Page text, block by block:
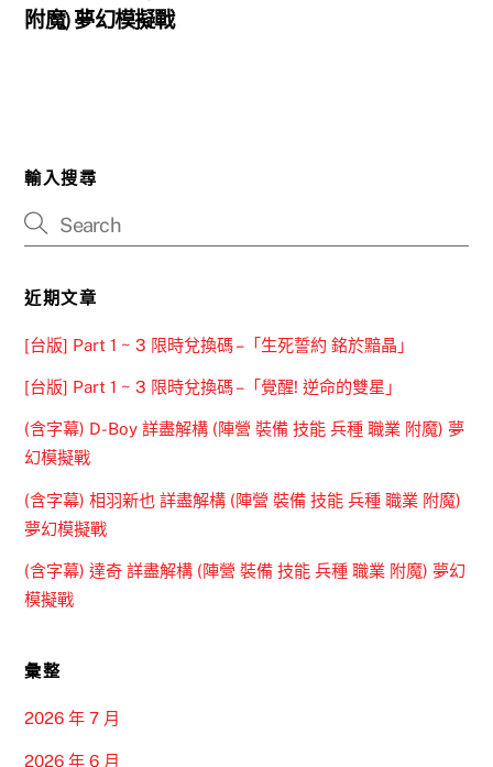
附魔) 夢幻模擬戰
輸入搜尋
近期文章
[台版] Part 1 ~ 3 限時兌換碼 –「生死誓約 銘於黯晶」
[台版] Part 1 ~ 3 限時兌換碼 –「覺醒! 逆命的雙星」
(含字幕) D-Boy 詳盡解構 (陣營 裝備 技能 兵種 職業 附魔) 夢
幻模擬戰
(含字幕) 相羽新也 詳盡解構 (陣營 裝備 技能 兵種 職業 附魔)
夢幻模擬戰
(含字幕) 達奇 詳盡解構 (陣營 裝備 技能 兵種 職業 附魔) 夢幻
模擬戰
彙整
2026 年 7 月
2026 年 6 月